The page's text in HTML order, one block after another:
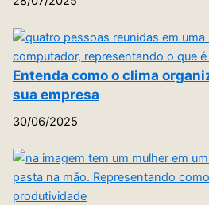
Entenda como o clima
sua empresa
30/06/2025